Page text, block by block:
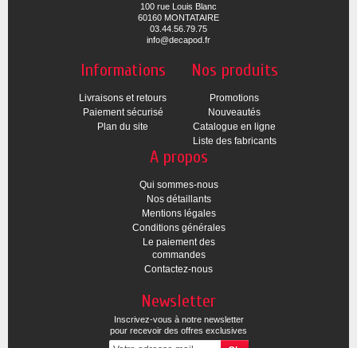
100 rue Louis Blanc
60160 MONTATAIRE
03.44.56.79.75
info@decapod.fr
Informations
Livraisons et retours
Paiement sécurisé
Plan du site
Nos produits
Promotions
Nouveautés
Catalogue en ligne
Liste des fabricants
A propos
Qui sommes-nous
Nos détaillants
Mentions légales
Conditions générales
Le paiement des
commandes
Contactez-nous
Newsletter
Inscrivez-vous à notre newsletter
pour recevoir des offres exclusives